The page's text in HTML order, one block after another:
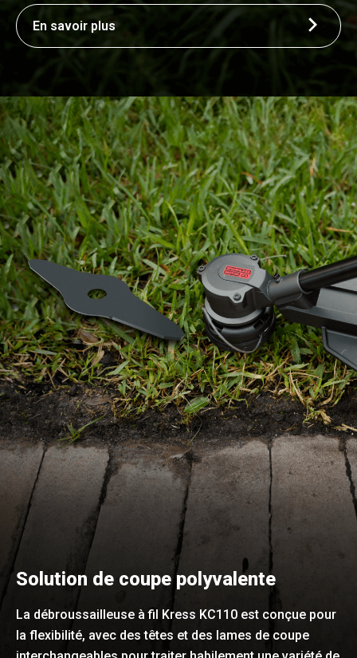
En savoir plus
Solution de coupe polyvalente
La débroussailleuse à fil Kress KC110 est conçue pour
la flexibilité, avec des têtes et des lames de coupe